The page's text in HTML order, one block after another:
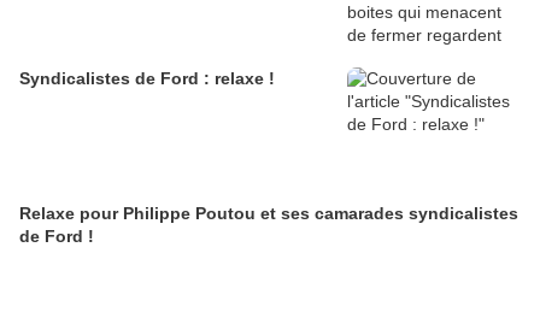
Syndicalistes de Ford : relaxe !
Relaxe pour Philippe Poutou et ses camarades syndicalistes
de Ford !